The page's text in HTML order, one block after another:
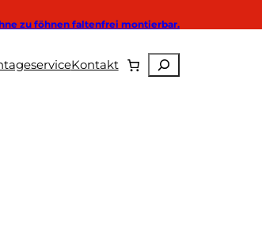
zu föhnen faltenfrei montierbar.
Autoglasfolien
Kontakt Suchen